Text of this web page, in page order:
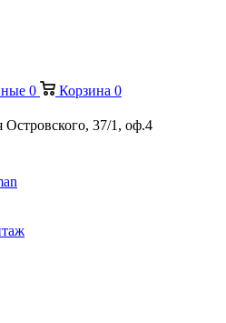
0 Корзина 0
Островского, 37/1, оф.4